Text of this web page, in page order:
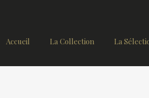
Accueil La Collection La